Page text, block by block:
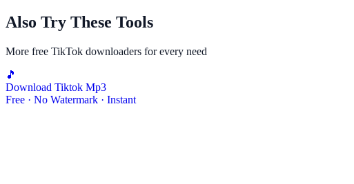
Also Try These Tools
More free TikTok downloaders for every need
🎵
Download Tiktok Mp3
Free · No Watermark · Instant